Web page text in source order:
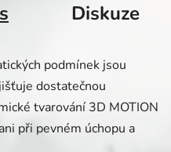
Diskuze
podmínek jsou
dostatečnou
tvarování 3D MOTION
při pevném úchopu a